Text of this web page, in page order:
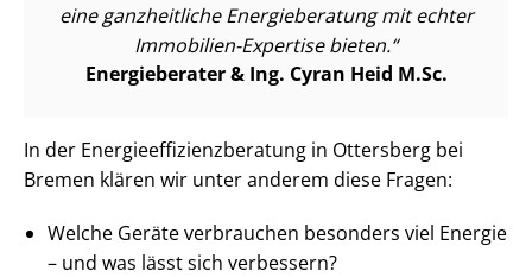
eine ganzheitliche Energieberatung mit echter
Immobilien-Expertise bieten.
Energieberater & Ing. Cyran Heid M.Sc.
In der En­er­gie­ef­fi­zi­enz­be­ra­tung in Ottersberg bei
Bremen klären wir unter anderem diese Fragen:
Welche Geräte verbrauchen besonders viel Energie
– und was lässt sich verbessern?